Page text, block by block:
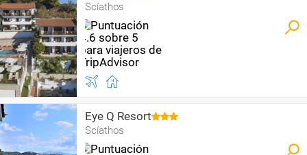
Scíathos
Eye Q Resort
Scíathos